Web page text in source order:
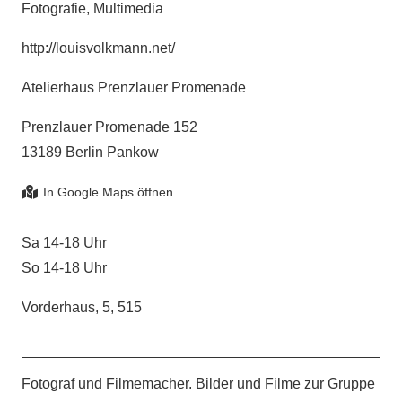
Fotografie, Multimedia
http://louisvolkmann.net/
Atelierhaus Prenzlauer Promenade
Prenzlauer Promenade 152
13189 Berlin Pankow
Sa 14-18 Uhr
So 14-18 Uhr
Vorderhaus, 5, 515
Fotograf und Filmemacher. Bilder und Filme zur Gruppe